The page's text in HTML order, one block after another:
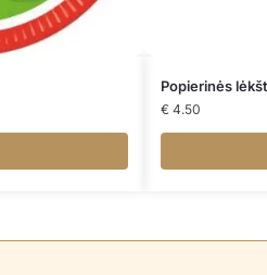
Popierinės
€ 4.50